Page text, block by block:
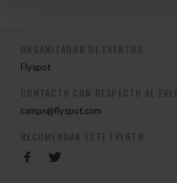
Flyspot
camps@flyspot.com